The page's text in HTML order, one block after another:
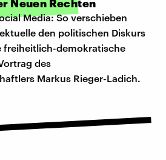
Neuen Rechten
Media: So verschieben
den politischen Diskurs
freiheitlich-demokratische
des
Markus Rieger-Ladich.